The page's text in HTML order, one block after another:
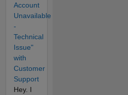
Account
Unavailable
-
Technical
Issue"
with
Customer
Support
Hey. I